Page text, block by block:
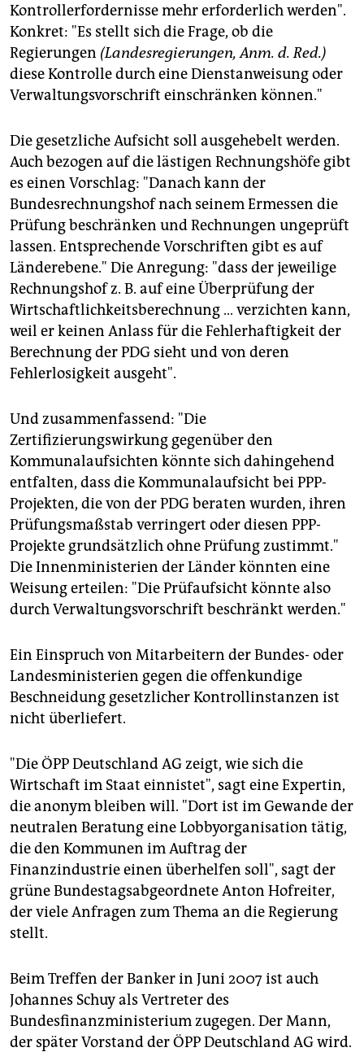
Kontrollerfordernisse mehr erforderlich werden".
Konkret: "Es stellt sich die Frage, ob die
Regierungen (Landesregierungen, Anm. d. Red.)
diese Kontrolle durch eine Dienstanweisung oder
Verwaltungsvorschrift einschränken können."
Die gesetzliche Aufsicht soll ausgehebelt werden.
Auch bezogen auf die lästigen Rechnungshöfe gibt
es einen Vorschlag: "Danach kann der
Bundesrechnungshof nach seinem Ermessen die
Prüfung beschränken und Rechnungen ungeprüft
lassen. Entsprechende Vorschriften gibt es auf
Länderebene." Die Anregung: "dass der jeweilige
Rechnungshof z. B. auf eine Überprüfung der
Wirtschaftlichkeitsberechnung … verzichten kann,
weil er keinen Anlass für die Fehlerhaftigkeit der
Berechnung der PDG sieht und von deren
Fehlerlosigkeit ausgeht".
Und zusammenfassend: "Die
Zertifizierungswirkung gegenüber den
Kommunalaufsichten könnte sich dahingehend
entfalten, dass die Kommunalaufsicht bei PPP-
Projekten, die von der PDG beraten wurden, ihren
Prüfungsmaßstab verringert oder diesen PPP-
Projekte grundsätzlich ohne Prüfung zustimmt."
Die Innenministerien der Länder könnten eine
Weisung erteilen: "Die Prüfaufsicht könnte also
durch Verwaltungsvorschrift beschränkt werden."
Ein Einspruch von Mitarbeitern der Bundes- oder
Landesministerien gegen die offenkundige
Beschneidung gesetzlicher Kontrollinstanzen ist
nicht überliefert.
"Die ÖPP Deutschland AG zeigt, wie sich die
Wirtschaft im Staat einnistet", sagt eine Expertin,
die anonym bleiben will. "Dort ist im Gewande der
neutralen Beratung eine Lobbyorganisation tätig,
die den Kommunen im Auftrag der
Finanzindustrie einen überhelfen soll", sagt der
grüne Bundestagsabgeordnete Anton Hofreiter,
der viele Anfragen zum Thema an die Regierung
stellt.
Beim Treffen der Banker in Juni 2007 ist auch
Johannes Schuy als Vertreter des
Bundesfinanzministerium zugegen. Der Mann,
der später Vorstand der ÖPP Deutschland AG wird.